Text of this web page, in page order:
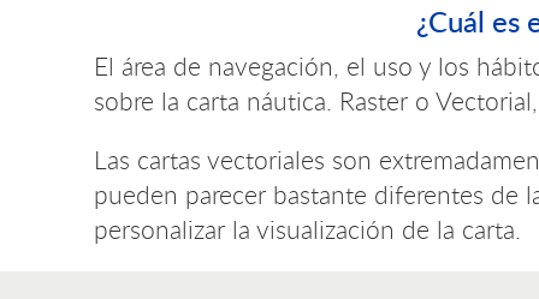
¿Cuál es
El área de navegación, el uso y los
sobre la carta náutica. Raster o
Las cartas vectoriales son
pueden parecer bastante diferentes de
personalizar la visualización de la carta.